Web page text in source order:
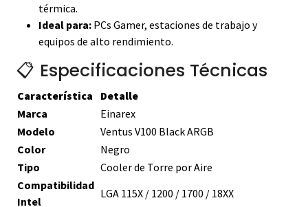
térmica.
Ideal para: PCs Gamer, estaciones de trabajo y
equipos de alto rendimiento.
📋 Especificaciones Técnicas
Característica
Detalle
Marca
Einarex
Modelo
Ventus V100 Black ARGB
Color
Negro
Tipo
Cooler de Torre por Aire
Compatibilidad
Intel
LGA 115X / 1200 / 1700 / 18XX